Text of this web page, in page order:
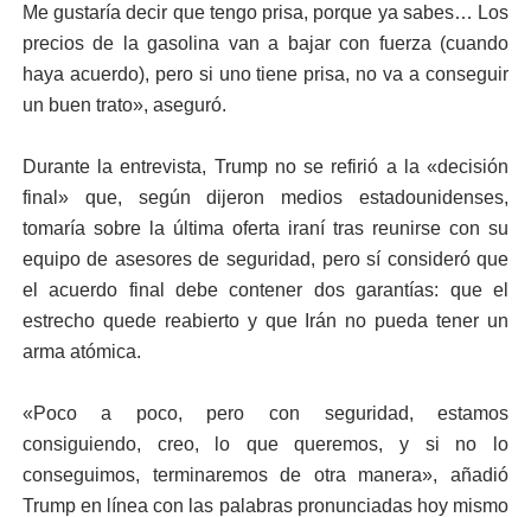
Me gustaría decir que tengo prisa, porque ya sabes… Los
precios de la gasolina van a bajar con fuerza (cuando
haya acuerdo), pero si uno tiene prisa, no va a conseguir
un buen trato», aseguró.
Durante la entrevista, Trump no se refirió a la «decisión
final» que, según dijeron medios estadounidenses,
tomaría sobre la última oferta iraní tras reunirse con su
equipo de asesores de seguridad, pero sí consideró que
el acuerdo final debe contener dos garantías: que el
estrecho quede reabierto y que Irán no pueda tener un
arma atómica.
«Poco a poco, pero con seguridad, estamos
consiguiendo, creo, lo que queremos, y si no lo
conseguimos, terminaremos de otra manera», añadió
Trump en línea con las palabras pronunciadas hoy mismo